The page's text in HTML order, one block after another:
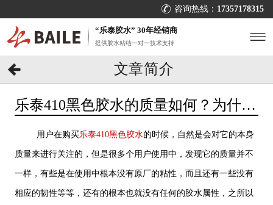
咨询热线： 17357178315
“乐泰胶水” 30年经销商
提供胶水粘结一对一技术支持
文章简介
乐泰410黑色胶水的质量如何？为什么
用户在购买乐泰410黑色胶水的时候，自然是会对它的本身
质量来进行关注的，但是很多个用户使用中，发现它的质量并不
一样，有些是在使用中根本没有原厂的粘性，而且还有一些没有
相应的韧性等等，还有的根本也就没有任何的胶水属性，之所以